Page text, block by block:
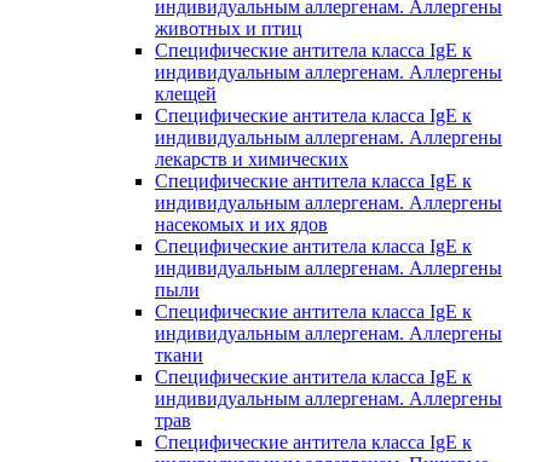
индивидуальным аллергенам. Аллергены
животных и птиц
Специфические антитела класса IgE к
индивидуальным аллергенам. Аллергены
клещей
Специфические антитела класса IgE к
индивидуальным аллергенам. Аллергены
лекарств и химических
Специфические антитела класса IgE к
индивидуальным аллергенам. Аллергены
насекомых и их ядов
Специфические антитела класса IgE к
индивидуальным аллергенам. Аллергены
пыли
Специфические антитела класса IgE к
индивидуальным аллергенам. Аллергены
ткани
Специфические антитела класса IgE к
индивидуальным аллергенам. Аллергены
трав
Специфические антитела класса IgE к